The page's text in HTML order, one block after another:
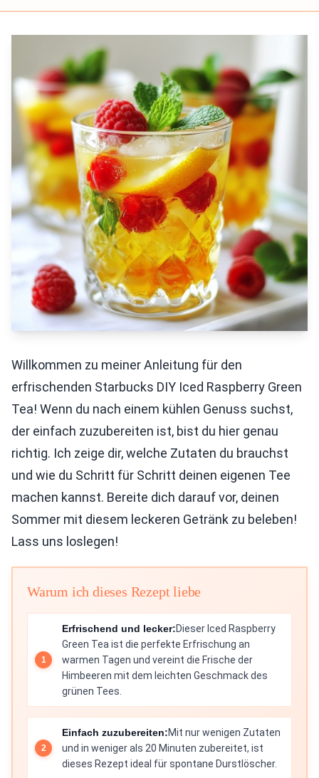
Willkommen zu meiner Anleitung für den
erfrischenden Starbucks DIY Iced Raspberry Green
Tea! Wenn du nach einem kühlen Genuss suchst,
der einfach zuzubereiten ist, bist du hier genau
richtig. Ich zeige dir, welche Zutaten du brauchst
und wie du Schritt für Schritt deinen eigenen Tee
machen kannst. Bereite dich darauf vor, deinen
Sommer mit diesem leckeren Getränk zu beleben!
Lass uns loslegen!
Warum ich dieses Rezept liebe
Erfrischend und lecker:Dieser Iced Raspberry
Green Tea ist die perfekte Erfrischung an
warmen Tagen und vereint die Frische der
Himbeeren mit dem leichten Geschmack des
grünen Tees.
Einfach zuzubereiten:Mit nur wenigen Zutaten
und in weniger als 20 Minuten zubereitet, ist
dieses Rezept ideal für spontane Durstlöscher.